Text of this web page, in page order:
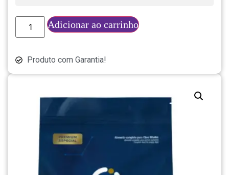
Adicionar ao carrinho
Produto com Garantia!